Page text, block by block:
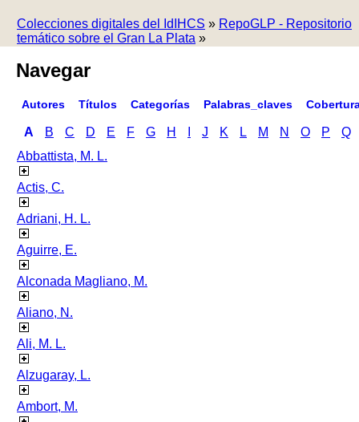
Colecciones digitales del IdIHCS » RepoGLP - Repositorio
temático sobre el Gran La Plata »
Navegar
Autores Títulos Categorías Palabras_claves
A B C D E F G H J K L M N O P
Q
Abbattista, M. L.
Actis, C.
Adriani, H. L.
Aguirre, E.
Alconada Magliano, M.
Aliano, N.
Ali, M. L.
Alzugaray, L.
Ambort, M.